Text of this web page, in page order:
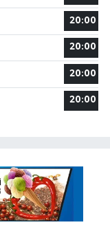
20:00
20:00
20:00
20:00